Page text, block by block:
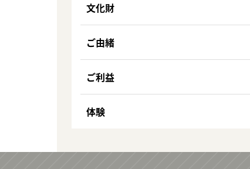
文化財
ご由緒
ご利益
体験